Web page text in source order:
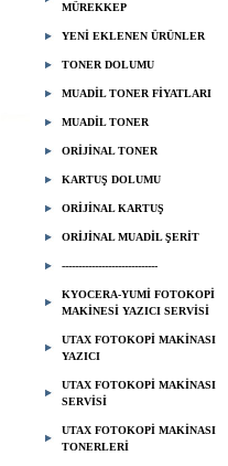
MÜREKKEP
YENİ EKLENEN ÜRÜNLER
TONER DOLUMU
MUADİL TONER FİYATLARI
MUADİL TONER
ORİJİNAL TONER
KARTUŞ DOLUMU
ORİJİNAL KARTUŞ
ORİJİNAL MUADİL ŞERİT
-----------------------------
KYOCERA-YUMİ FOTOKOPİ
MAKİNESİ YAZICI SERVİSİ
UTAX FOTOKOPİ MAKİNASI
YAZICI
UTAX FOTOKOPİ MAKİNASI
SERVİSİ
UTAX FOTOKOPİ MAKİNASI
TONERLERİ